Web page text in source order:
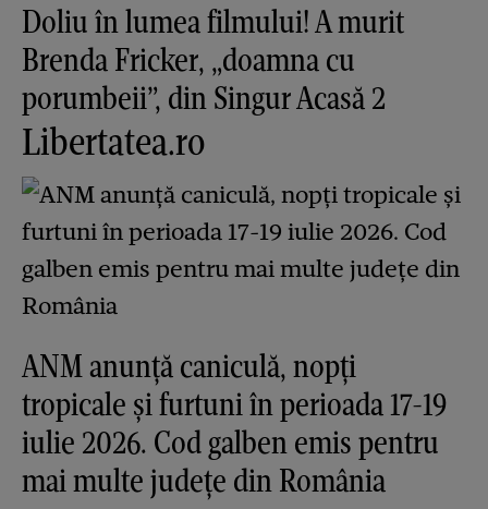
Doliu în lumea filmului! A murit
Brenda Fricker, „doamna cu
porumbeii”, din Singur Acasă 2
Libertatea.ro
ANM anunță caniculă, nopți
tropicale și furtuni în perioada 17-19
iulie 2026. Cod galben emis pentru
mai multe județe din România